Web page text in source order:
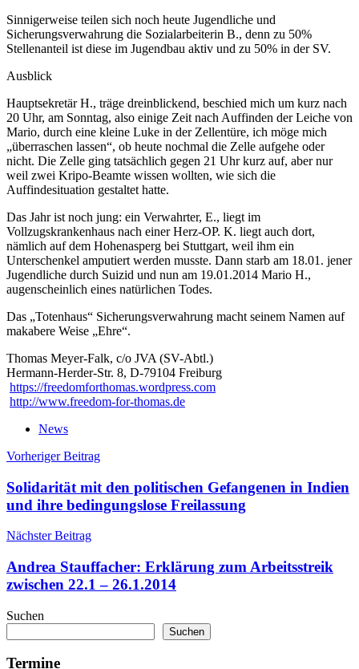
Sinnigerweise teilen sich noch heute Jugendliche und
Sicherungsverwahrung die Sozialarbeiterin B., denn zu 50%
Stellenanteil ist diese im Jugendbau aktiv und zu 50% in der SV.
Ausblick
Hauptsekretär H., träge dreinblickend, beschied mich um kurz nach
20 Uhr, am Sonntag, also einige Zeit nach Auffinden der Leiche von
Mario, durch eine kleine Luke in der Zellentüre, ich möge mich
„überraschen lassen“, ob heute nochmal die Zelle aufgehe oder
nicht. Die Zelle ging tatsächlich gegen 21 Uhr kurz auf, aber nur
weil zwei Kripo-Beamte wissen wollten, wie sich die
Auffindesituation gestaltet hatte.
Das Jahr ist noch jung: ein Verwahrter, E., liegt im
Vollzugskrankenhaus nach einer Herz-OP. K. liegt auch dort,
nämlich auf dem Hohenasperg bei Stuttgart, weil ihm ein
Unterschenkel amputiert werden musste. Dann starb am 18.01. jener
Jugendliche durch Suizid und nun am 19.01.2014 Mario H.,
augenscheinlich eines natürlichen Todes.
Das „Totenhaus“ Sicherungsverwahrung macht seinem Namen auf
makabere Weise „Ehre“.
Thomas Meyer-Falk, c/o JVA (SV-Abtl.)
Hermann-Herder-Str. 8, D-79104 Freiburg
https://freedomforthomas.wordpress.com
http://www.freedom-for-thomas.de
News
Beitragsnavigation
Vorheriger Beitrag
Solidarität mit den politischen Gefangenen in Indien
und ihre bedingungslose Freilassung
Nächster Beitrag
Andrea Stauffacher: Erklärung zum Arbeitsstreik
zwischen 22.1 – 26.1.2014
Suchen
Suchen
Termine